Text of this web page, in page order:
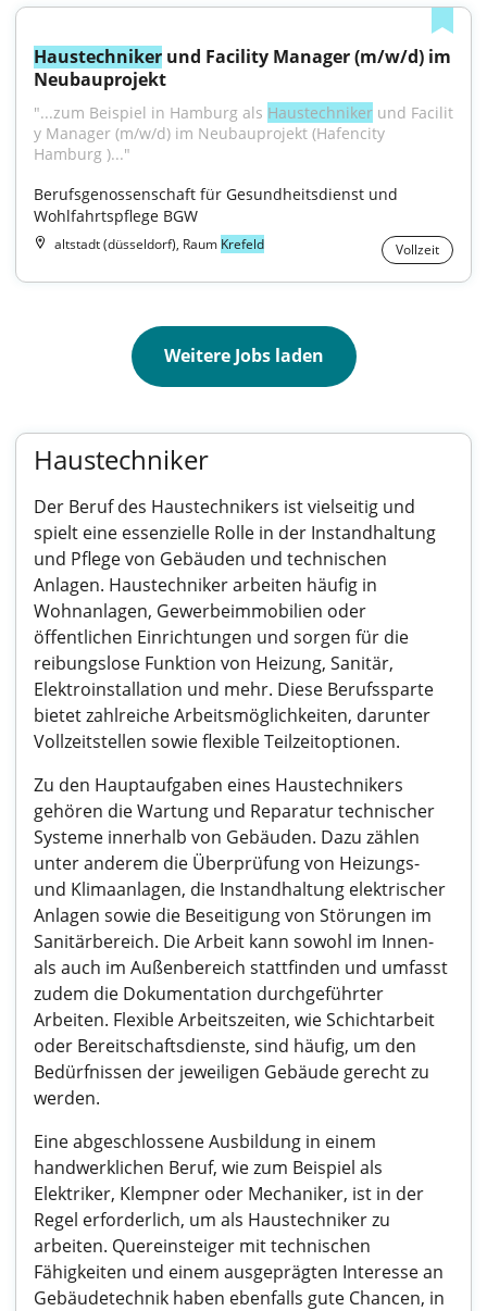
Haustechniker und Facility Manager (m/w/d) im
Neubauprojekt
"...zum Beispiel in Hamburg als Haustechniker und Facilit
y Manager (m/w/d) im Neubauprojekt (Hafencity
Hamburg )..."
Berufsgenossenschaft für Gesundheitsdienst und
Wohlfahrtspflege BGW
altstadt (düsseldorf), Raum Krefeld Vollzeit
Weitere Jobs laden
Haustechniker
Der Beruf des Haustechnikers ist vielseitig und
spielt eine essenzielle Rolle in der Instandhaltung
und Pflege von Gebäuden und technischen
Anlagen. Haustechniker arbeiten häufig in
Wohnanlagen, Gewerbeimmobilien oder
öffentlichen Einrichtungen und sorgen für die
reibungslose Funktion von Heizung, Sanitär,
Elektroinstallation und mehr. Diese Berufssparte
bietet zahlreiche Arbeitsmöglichkeiten, darunter
Vollzeitstellen sowie flexible Teilzeitoptionen.
Zu den Hauptaufgaben eines Haustechnikers
gehören die Wartung und Reparatur technischer
Systeme innerhalb von Gebäuden. Dazu zählen
unter anderem die Überprüfung von Heizungs-
und Klimaanlagen, die Instandhaltung elektrischer
Anlagen sowie die Beseitigung von Störungen im
Sanitärbereich. Die Arbeit kann sowohl im Innen-
als auch im Außenbereich stattfinden und umfasst
zudem die Dokumentation durchgeführter
Arbeiten. Flexible Arbeitszeiten, wie Schichtarbeit
oder Bereitschaftsdienste, sind häufig, um den
Bedürfnissen der jeweiligen Gebäude gerecht zu
werden.
Eine abgeschlossene Ausbildung in einem
handwerklichen Beruf, wie zum Beispiel als
Elektriker, Klempner oder Mechaniker, ist in der
Regel erforderlich, um als Haustechniker zu
arbeiten. Quereinsteiger mit technischen
Fähigkeiten und einem ausgeprägten Interesse an
Gebäudetechnik haben ebenfalls gute Chancen, in